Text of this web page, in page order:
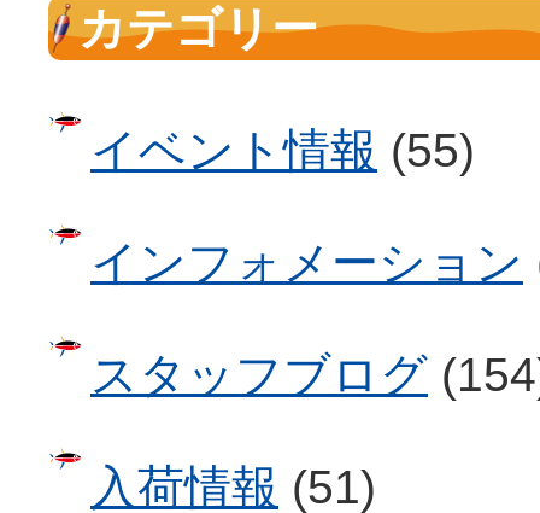
カテゴリー
イベント情報 (55)
インフォメーション
スタッフブログ
入荷情報 (51)